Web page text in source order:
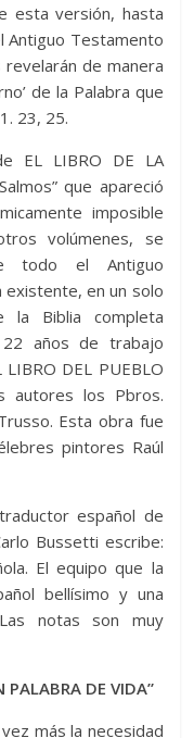
esta versión, hasta
Antiguo Testamento
de manera
de la Palabra que
23, 25.
EL LIBRO DE LA
que apareció
imposible
volúmenes, se
todo el Antiguo
en un solo
la Biblia completa
años de trabajo
DEL PUEBLO
autores los Pbros.
Esta obra fue
pintores Raúl
español de
Bussetti escribe:
El equipo que la
bellísimo y una
notas son muy
DE VIDA”
más la necesidad